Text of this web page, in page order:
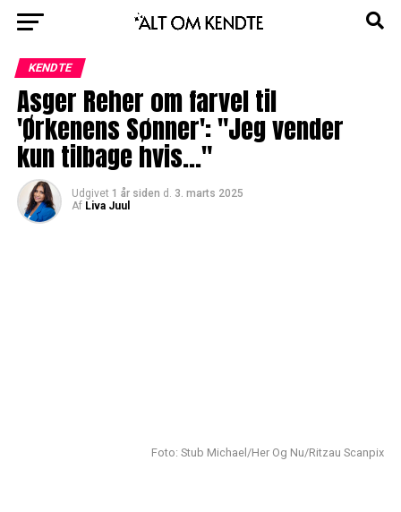
KENDTE
Asger Reher om farvel til
'Ørkenens Sønner': "Jeg vender
kun tilbage hvis..."
Udgivet 1 år siden d. 3. marts 2025
Af Liva Juul
Foto: Stub Michael/Her Og Nu/Ritzau Scanpix